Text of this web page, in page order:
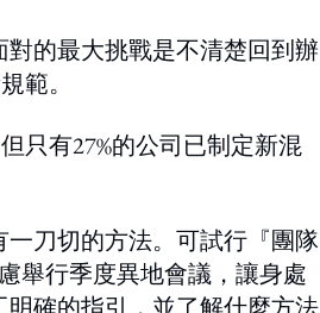
的最大挑戰是不清楚回到辦
範。
只有27%的公司已制定新混
刀切的方法。可試行『團隊
舉行季度異地會議，讓身處